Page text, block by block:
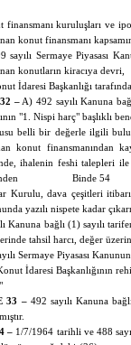
finansmanı kuruluşları ve
konut finansmanı
sayılı Sermaye Piyasası
konutların kiracıya devri,
İdaresi Başkanlığı
–A) 492 sayılı Kanuna
"1. Nispi harç" başlıklı
belli bir değerle ilgili
konut finansmanından
ihalenin feshi talepleri
Binde 54
Kurulu, dava çeşitleri
yazılı nispete kadar
Kanuna bağlı (1) sayılı
tahsil harcı, değer
Sermaye Piyasası
İdaresi Başkanlığının
33 –492 sayılı Kanuna
– 1/7/1964 tarihli ve 488